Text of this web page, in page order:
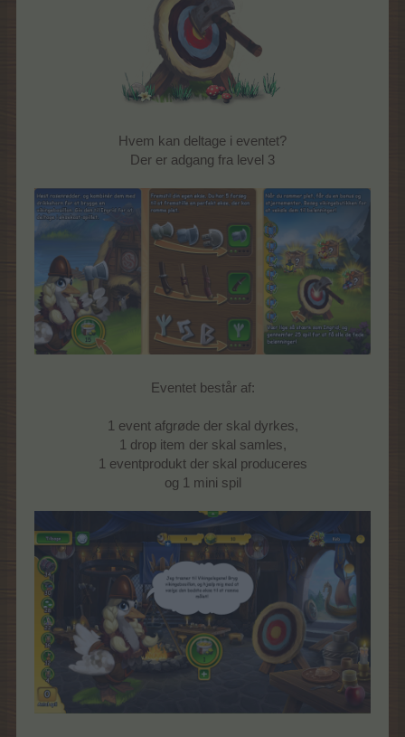
Hvem kan deltage i eventet?
Der er adgang fra level 3
Eventet består af:
1 event afgrøde der skal dyrkes,
1 drop item der skal samles,
1 eventprodukt der skal produceres
og 1 mini spil